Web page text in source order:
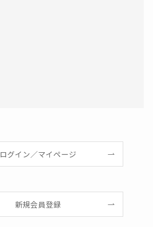
ログイン／マイページ
新規会員登録